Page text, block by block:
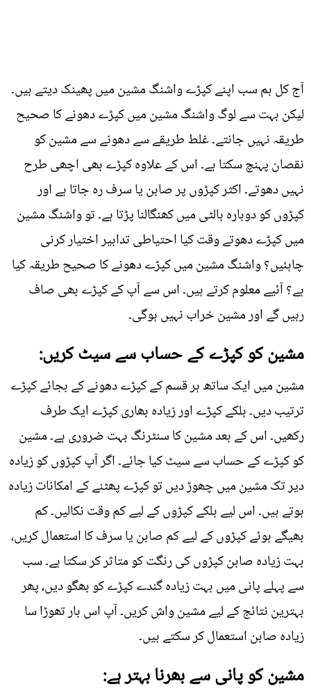
آج کل ہم سب اپنے کپڑے واشنگ مشین میں پھینک دیتے ہیں۔
لیکن بہت سے لوگ واشنگ مشین میں کپڑے دھونے کا صحیح
طریقہ نہیں جانتے۔ غلط طریقے سے دھونے سے مشین کو
نقصان پہنچ سکتا ہے۔ اس کے علاوہ کپڑے بھی اچھی طرح
نہیں دھوتے۔ اکثر کپڑوں پر صابن یا سرف رہ جاتا ہے اور
کپڑوں کو دوبارہ بالٹی میں کھنگالنا پڑتا ہے۔ تو واشنگ مشین
میں کپڑے دھوتے وقت کیا احتیاطی تدابیر اختیار کرنی
چاہئیں؟ واشنگ مشین میں کپڑے دھونے کا صحیح طریقہ کیا
ہے؟ آئیے معلوم کرتے ہیں۔ اس سے آپ کے کپڑے بھی صاف
رہیں گے اور مشین خراب نہیں ہوگی۔
مشین کو کپڑے کے حساب سے سیٹ کریں:
مشین میں ایک ساتھ ہر قسم کے کپڑے دھونے کے بجائے کپڑے
ترتیب دیں۔ ہلکے کپڑے اور زیادہ بھاری کپڑے ایک طرف
رکھیں۔ اس کے بعد مشین کا سنٹرنگ بہت ضروری ہے۔ مشین
کو کپڑے کے حساب سے سیٹ کیا جائے۔ اگر آپ کپڑوں کو زیادہ
دیر تک مشین میں چھوڑ دیں تو کپڑے پھٹنے کے امکانات زیادہ
ہوتے ہیں۔ اس لیے ہلکے کپڑوں کے لیے کم وقت نکالیں۔ کم
بھیگے ہوئے کپڑوں کے لیے کم صابن یا سرف کا استعمال کریں،
بہت زیادہ صابن کپڑوں کی رنگت کو متاثر کر سکتا ہے۔ سب
سے پہلے پانی میں بہت زیادہ گندے کپڑے کو بھگو دیں، پھر
بہترین نتائج کے لیے مشین واش کریں۔ آپ اس بار تھوڑا سا
زیادہ صابن استعمال کر سکتے ہیں۔
مشین کو پانی سے بھرنا بہتر ہے: